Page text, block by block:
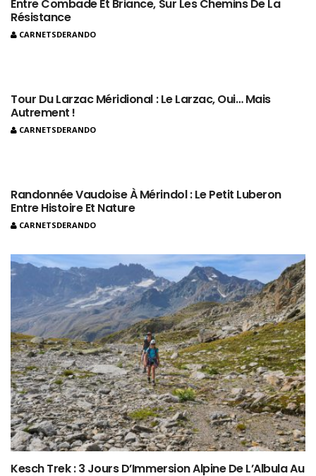
Entre Combade Et Briance, Sur Les Chemins De La
Résistance
CARNETSDERANDO
Tour Du Larzac Méridional : Le Larzac, Oui… Mais
Autrement !
CARNETSDERANDO
Randonnée Vaudoise À Mérindol : Le Petit Luberon
Entre Histoire Et Nature
CARNETSDERANDO
Kesch Trek : 3 Jours D’Immersion Alpine De L’Albula Au